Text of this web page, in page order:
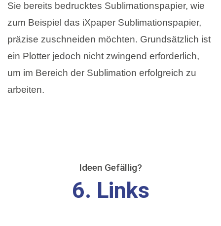
Sie bereits bedrucktes Sublimationspapier, wie
zum Beispiel das iXpaper Sublimationspapier,
präzise zuschneiden möchten. Grundsätzlich ist
ein Plotter jedoch nicht zwingend erforderlich,
um im Bereich der Sublimation erfolgreich zu
arbeiten.
Ideen Gefällig?
6. Links